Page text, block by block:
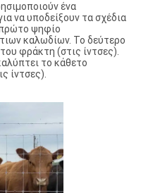
ένα
να υποδείξουν τα σχέδια
ψηφίο
καλωδίων. Το δεύτερο
φράκτη (στις ίντσες).
το κάθετο
ίντσες).